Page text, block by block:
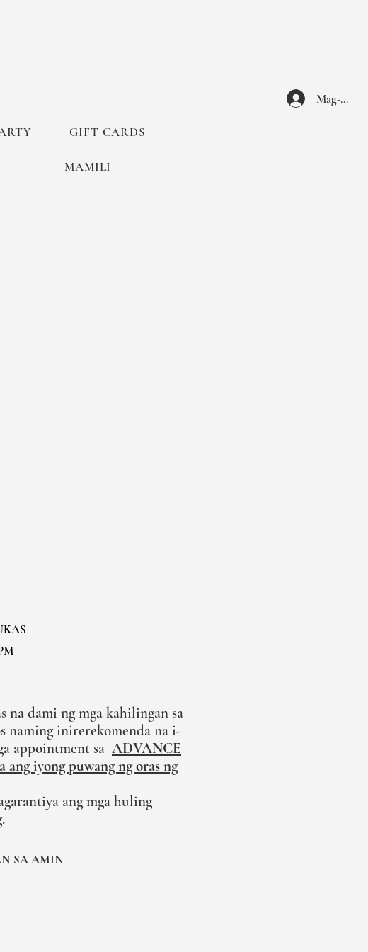
Mag-log
GIFT CARDS
MAMILI
na dami ng mga kahilingan sa
naming inirerekomenda na i-
appointment sa ADVANCE
ang iyong puwang ng oras ng
ang mga huling
SA AMIN